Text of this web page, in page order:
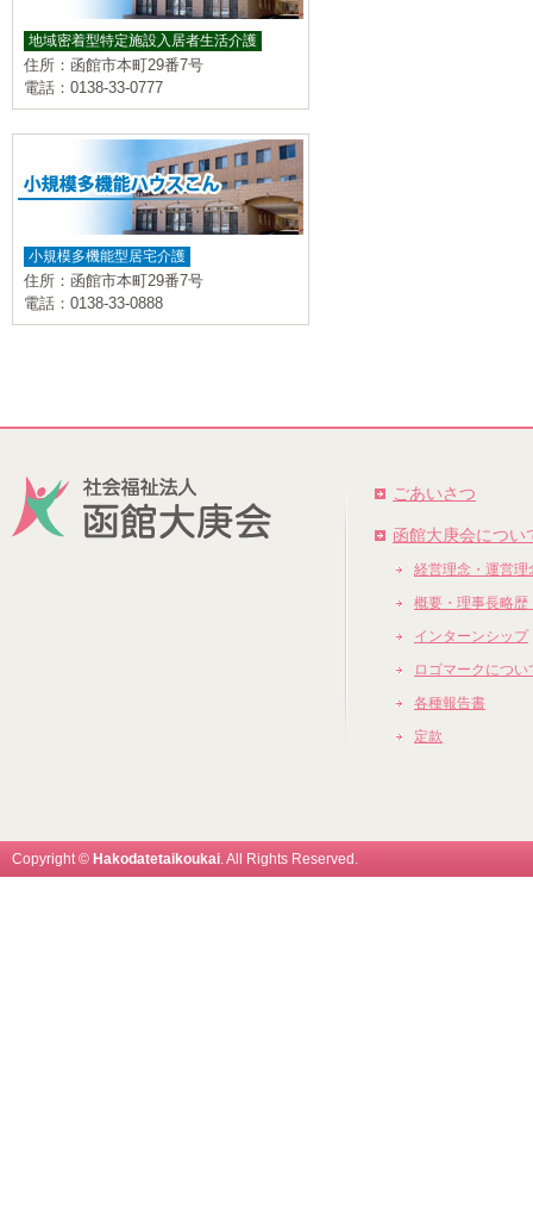
地域密着型特定施設入居者生活介護
住所：函館市本町29番7号
電話：0138-33-0777
小規模多機能型居宅介護
住所：函館市本町29番7号
電話：0138-33-0888
ごあいさつ
函館大庚会につい
経営理念・運営理
概要・理事長略歴
インターンシップ
ロゴマークについ
各種報告書
定款
Copyright © Hakodatetaikoukai. All Rights Reserved.